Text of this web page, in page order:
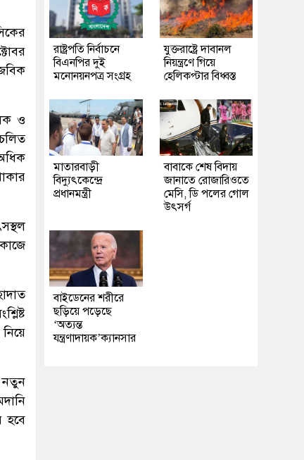
ও
নতুন
হবে
রাষ্ট্রপতি নির্বাচনে
বিএনপির দুই
মনোনয়নপত্র সংগ্রহ
যুক্তরাষ্ট্রে দাবানল
নিয়ন্ত্রণে গিয়ে
হেলিকপ্টার বিধ্বস্ত
মাতারবাড়ী
বিদ্যুৎকেন্দ্রে
প্রধানমন্ত্রী
বাবাকে শেষ বিদায়
জানাতে রোজারিওতে
মেসি, ডি পলের গোল
উৎসর্গ
বাইডেনের শরীরে
ছড়িয়ে পড়েছে
‘অত্যন্ত
যন্ত্রণাদায়ক’ক্যানসার